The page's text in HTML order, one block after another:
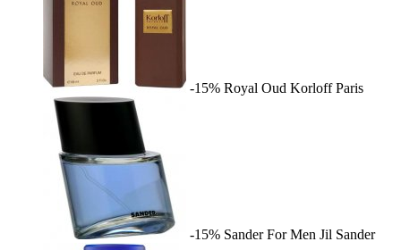
-15% Royal Oud Korloff Paris
-15% Sander For Men Jil Sander